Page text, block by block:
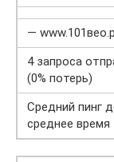
—
4 запроса
(0% потерь)
Средний пинг
среднее время